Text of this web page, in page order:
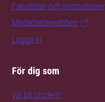
Fakulteter och institutioner
Medarbetarwebben
Logga in
För dig som
vill bli student